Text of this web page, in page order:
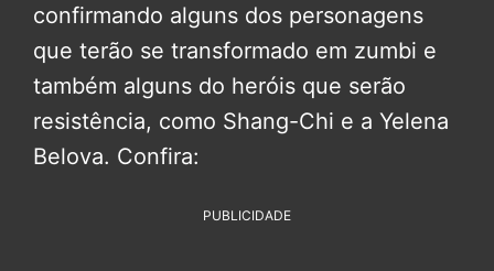
confirmando alguns dos personagens
que terão se transformado em zumbi e
também alguns do heróis que serão
resistência, como Shang-Chi e a Yelena
Belova. Confira:
PUBLICIDADE